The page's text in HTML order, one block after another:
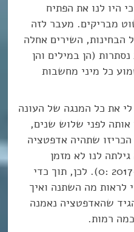
היו לנו את הפתיח
מבריקים. מעבר לזה
הבחינות, השירים אחלה
(הן במילים והן
כל מיני מחשבות
את כל המנגה של העונה
אותה לפני שלוש שנים,
שתהיה אדפטציה
לנו לא מזמן
שעובדים על העונה הזאת מ-2017 :0). לכן, תוך כדי
לראות מה השתנה ואיך
שהאדפטציה נאמנה
רמות.